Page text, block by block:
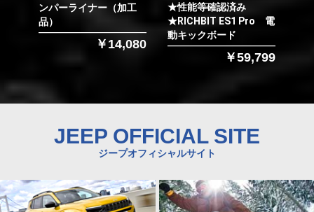
ンパーライナー（加工
品）
￥14,080
★性能等確認済み
★RICHBIT ES1 Pro 電
動キックボード
￥59,799
JEEP OFFICIAL SITE
ジープオフィシャルサイト